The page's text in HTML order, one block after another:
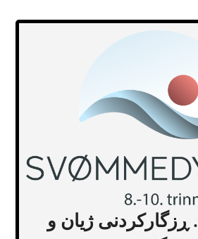
١٧. ڕزگارکردنی ژیان و